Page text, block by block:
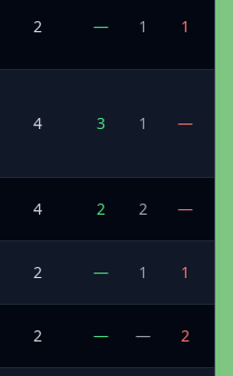
2 — 1 1
4 3 1 —
4 2 2 —
2 — 1 1
2 — — 2